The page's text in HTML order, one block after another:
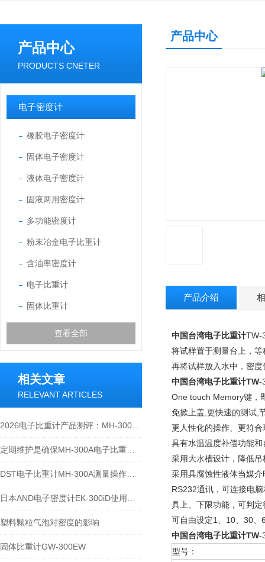
产品中心
PRODUCTS CNETER
电子密度计
橡胶电子密度计
固体电子密度计
液体电子密度计
固液两用密度计
多功能密度计
粉末冶金电子比重计
含油率密度计
电子比重计
固体比重计
查看全部
相关文章
RELEVANT ARTICLES
塑料颗粒气泡对密度的影响
固体比重计GW-300EW
产品中心
产品介绍
中国台湾电子比重计TW-
将试样置于测量台上，
再将试样放入水中，密
中国台湾电子比重计TW-
One touch Memory键，
免掀上盖,更快速的测试,
更人性化的操作、更符
具有水温温度补偿功能
采用大水槽设计，降低
采用具腐蚀性液体当媒
RS232通讯，可连接电
具上、下限功能，可判
可自由设定1、10、30、
中国台湾电子比重计TW-
型号：